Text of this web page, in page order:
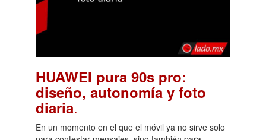
HUAWEI pura 90s pro:
diseño, autonomía y foto
diaria.
En un momento en el que el móvil ya no sirve solo